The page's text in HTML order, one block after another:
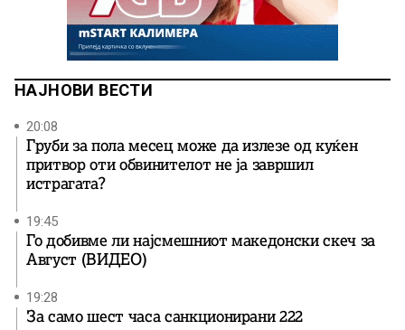
НАЈНОВИ ВЕСТИ
20:08
Груби за пола месец може да излезе од куќен
притвор оти обвинителот не ја завршил
истрагата?
19:45
Го добивме ли најсмешниот македонски скеч за
Август (ВИДЕО)
19:28
За само шест часа санкционирани 222